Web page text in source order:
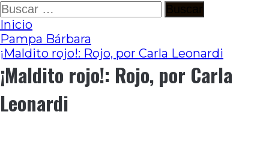
Ir
al
contenido
Buscar:
Inicio
Pampa Bárbara
¡Maldito rojo!: Rojo, por Carla Leonardi
¡Maldito rojo!: Rojo, por Carla
Leonardi